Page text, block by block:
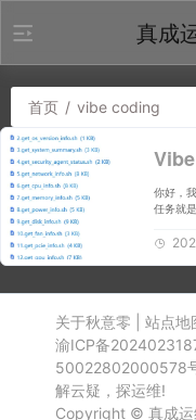
真成
首页 / vibe coding
你好，
任务就
关于秋意零 站点地
渝ICP备
50022802000578
解云疑，探运维!
Copyright © 真成运